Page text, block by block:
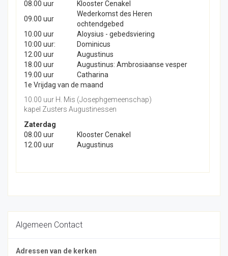
08.00 uur
Klooster Cenakel
09.00 uur
Wederkomst des Heren
ochtendgebed
10.00 uur
Aloysius - gebedsviering
10:00 uur:
Dominicus
12.00 uur
Augustinus
18.00 uur
Augustinus: Ambrosiaanse vesper
19.00 uur
Catharina
1e Vrijdag van de maand
10.00 uur H. Mis (Josephgemeenschap)
kapel Zusters Augustinessen
Zaterdag
08.00 uur
Klooster Cenakel
12.00 uur
Augustinus
Algemeen Contact
Adressen van de kerken